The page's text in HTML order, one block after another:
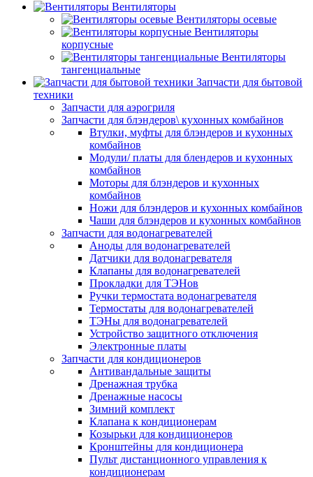
Вентиляторы
Вентиляторы осевые
Вентиляторы
корпусные
Вентиляторы
тангенциальные
Запчасти для бытовой
техники
Запчасти для аэрогриля
Запчасти для блэндеров\ кухонных комбайнов
Втулки, муфты для блэндеров и кухонных
комбайнов
Модули/ платы для блендеров и кухонных
комбайнов
Моторы для блэндеров и кухонных
комбайнов
Ножи для блэндеров и кухонных комбайнов
Чаши для блэндеров и кухонных комбайнов
Запчасти для водонагревателей
Аноды для водонагревателей
Датчики для водонагревателя
Клапаны для водонагревателей
Прокладки для ТЭНов
Ручки термостата водонагревателя
Термостаты для водонагревателей
ТЭНы для водонагревателей
Устройство защитного отключения
Электронные платы
Запчасти для кондиционеров
Антивандальные защиты
Дренажная трубка
Дренажные насосы
Зимний комплект
Клапана к кондиционерам
Козырьки для кондиционеров
Кронштейны для кондиционера
Пульт дистанционного управления к
кондиционерам